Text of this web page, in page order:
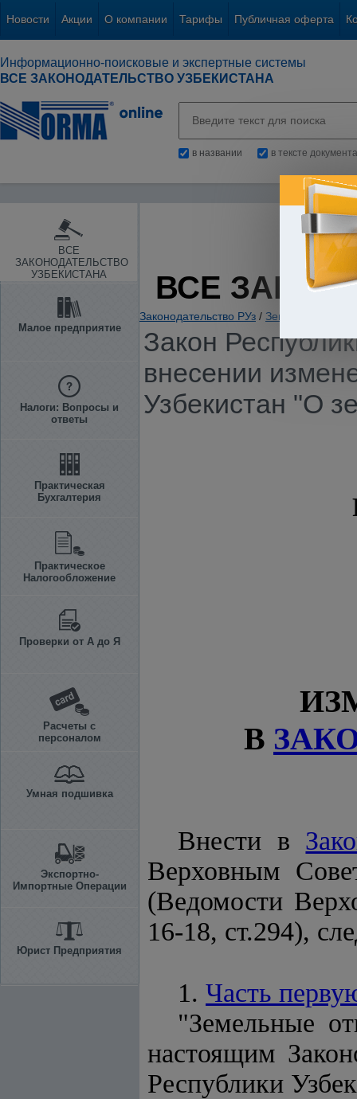
Новости Акции О компании Тарифы Публичная оферта
Информационно-поисковые и экспертные системы
ВСЕ ЗАКОНОДАТЕЛЬСТВО УЗБЕКИСТАНА
в названии в тексте документа
ВСЕ
ЗАКОНОДАТЕЛЬСТВО
УЗБЕКИСТАНА
Малое предприятие
Налоги: Вопросы и
ответы
Практическая
Бухгалтерия
Практическое
Налогообложение
Проверки от А до Я
Расчеты с
персоналом
Умная подшивка
Экспортно-
Импортные Операции
Юрист Предприятия
ВСЕ
Законодательство РУз / Земля и иные
Закон
внесении
Узбекистан "О
В
Внести в
Верховным
(Ведомости
16-18, ст.294),
1. Часть
"Земельные
настоящим
Республики